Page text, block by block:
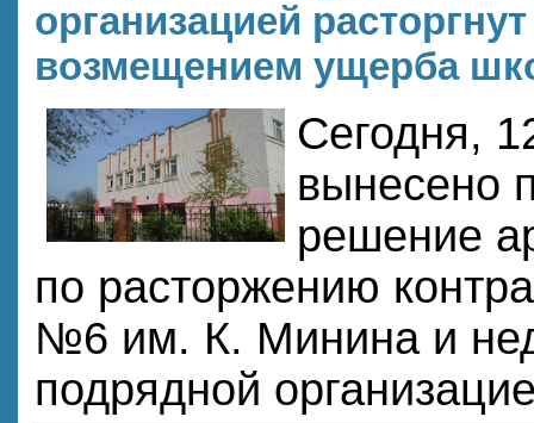
организацией
возмещением ущерба
Сегодня,
вынесено
решение
по расторжению
№6 им. К. Минина и
подрядной